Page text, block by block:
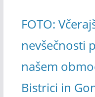
FOTO:
nevšečnosti
našem
Bistrici in